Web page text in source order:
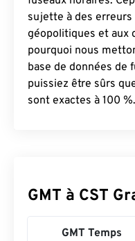
sujette à des
géopolitiques et aux
pourquoi nous
base de données de
puissiez être sûrs
sont exactes à 100 %.
GMT à CST
GMT Temps